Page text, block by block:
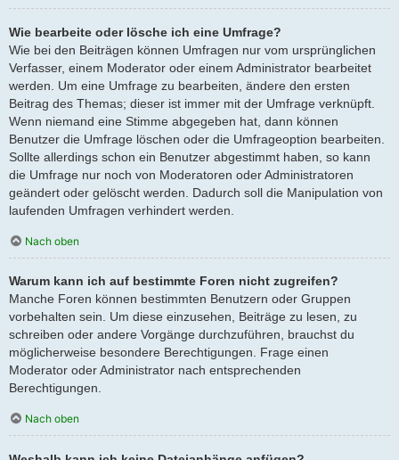
Wie bearbeite oder lösche ich eine Umfrage?
Wie bei den Beiträgen können Umfragen nur vom ursprünglichen
Verfasser, einem Moderator oder einem Administrator bearbeitet
werden. Um eine Umfrage zu bearbeiten, ändere den ersten
Beitrag des Themas; dieser ist immer mit der Umfrage verknüpft.
Wenn niemand eine Stimme abgegeben hat, dann können
Benutzer die Umfrage löschen oder die Umfrageoption bearbeiten.
Sollte allerdings schon ein Benutzer abgestimmt haben, so kann
die Umfrage nur noch von Moderatoren oder Administratoren
geändert oder gelöscht werden. Dadurch soll die Manipulation von
laufenden Umfragen verhindert werden.
Nach oben
Warum kann ich auf bestimmte Foren nicht zugreifen?
Manche Foren können bestimmten Benutzern oder Gruppen
vorbehalten sein. Um diese einzusehen, Beiträge zu lesen, zu
schreiben oder andere Vorgänge durchzuführen, brauchst du
möglicherweise besondere Berechtigungen. Frage einen
Moderator oder Administrator nach entsprechenden
Berechtigungen.
Nach oben